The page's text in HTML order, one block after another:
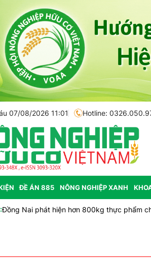
07/08/2026 11:01 Hotline:
ĐỀ ÁN 885 NÔNG NGHIỆP XANH
Đồng Nai phát hiện hơn 800kg thực phẩm